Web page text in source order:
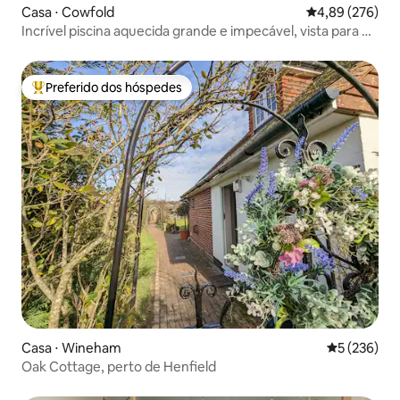
Casa ⋅ Cowfold 4,89 de uma
4,89 (276)
Incrível piscina aquecida grande e impecável, vista para o
Entre os melhores preferidos dos hóspedes
Preferido dos hóspedes
Casa ⋅ Wineham 5 de uma
5 (236)
Oak Cottage, perto de Henfield